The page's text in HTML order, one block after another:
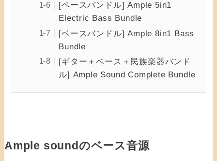
[ベースバンドル] Ample 5in1
Electric Bass Bundle
[ベースバンドル] Ample 8in1 Bass
Bundle
[ギター＋ベース＋民族楽器バンド
ル] Ample Sound Complete Bundle
Ample soundのベース音源